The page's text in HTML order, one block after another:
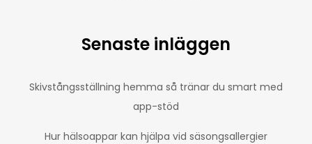
Senaste inläggen
Skivstångsställning hemma så tränar du smart med
app-stöd
Hur hälsoappar kan hjälpa vid säsongsallergier